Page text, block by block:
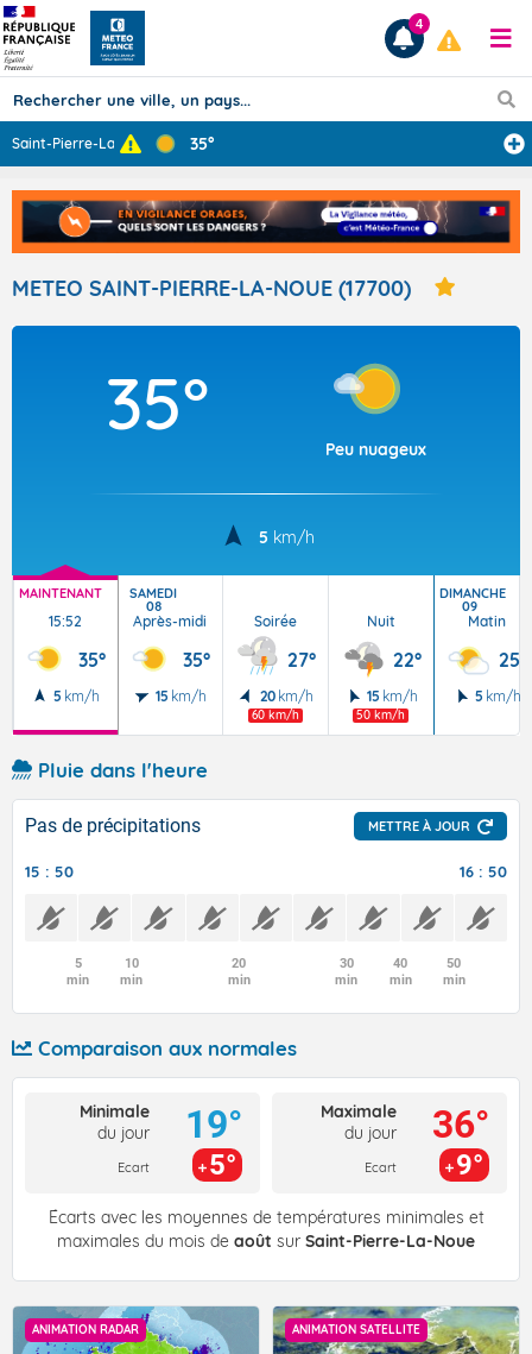
Prévisions
TOUS LES RÉSULTATS
Articles
4
Saint-Pierre-La ... 35°
METEO SAINT-PIERRE-LA-NOUE (17700)
35°
Peu nuageux
5 km/h
MAINTENANT
15:52
35°
5 km/h
SAMEDI
08
Après-midi
35°
15 km/h
Soirée
27°
20 km/h
60 km/h
Nuit
22°
15 km/h
50 km/h
DIMANCHE
09
Matin
25°
5 km/h
Pluie dans l'heure
Pas de précipitations METTRE À JOUR
15 : 50 16 : 50
5
min
10
min
20
min
30
min
40
min
50
min
Comparaison aux normales
Minimale
du jour
Ecart
19°
5°
Maximale
du jour
Ecart
36°
9°
Écarts avec les moyennes de températures minimales et
maximales du mois de août sur Saint-Pierre-La-Noue
ANIMATION RADAR ANIMATION SATELLITE